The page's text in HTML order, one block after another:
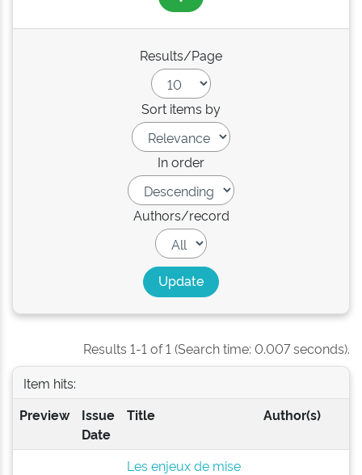
Results/Page
Sort items by
In order
Authors/record
Results 1-1 of 1 (Search time: 0.007 seconds).
Item hits:
Preview
Issue
Date
Title Author(s)
Les enjeux de mise